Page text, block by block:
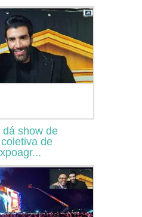
show de
de